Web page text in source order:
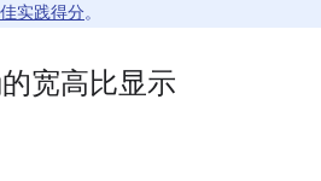
实践得分。
宽高比显示